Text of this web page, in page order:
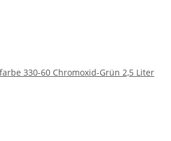
330-60 Chromoxid-Grün 2,5 Liter